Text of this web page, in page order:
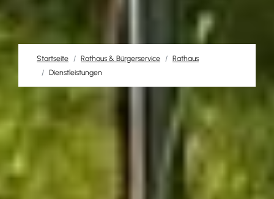
Startseite Rathaus & Bürgerservice
Rathaus
Dienstleistungen